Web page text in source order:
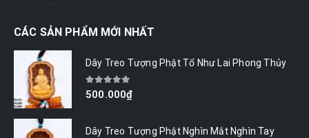
CÁC SẢN PHẨM MỚI NHẤT
Dây Treo Tượng Phật Tổ Như Lai Phong Thủy
0out of 5
500.000₫
Dây Treo Tượng Phật Nghìn Mắt Nghìn Tay